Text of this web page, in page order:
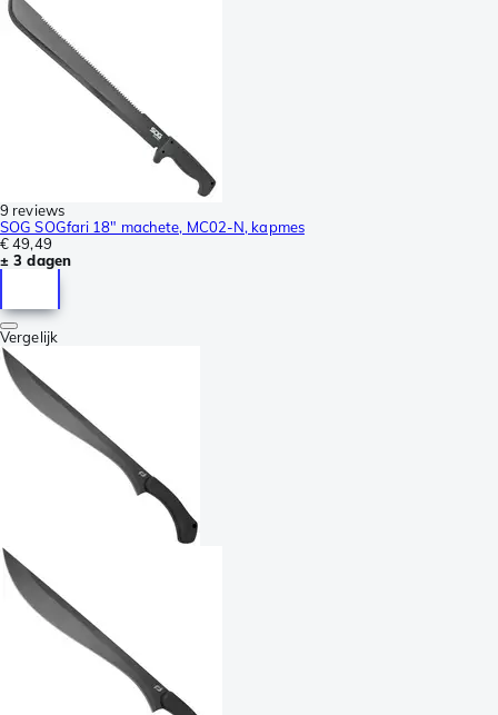
9 reviews
SOG SOGfari 18" machete, MC02-N, kapmes
€ 49,49
± 3 dagen
Vergelijk